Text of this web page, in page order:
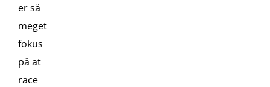
er så
meget
fokus
på at
race